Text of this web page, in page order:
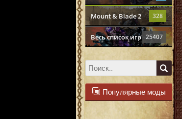
Mount & Blade 2 328
Весь список игр 25407
Популярные моды